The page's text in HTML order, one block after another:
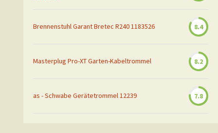
Brennenstuhl Garant Bretec R240 1183526 8.4
Masterplug Pro-XT Garten-Kabeltrommel 8.2
as - Schwabe Gerätetrommel 12239 7.8